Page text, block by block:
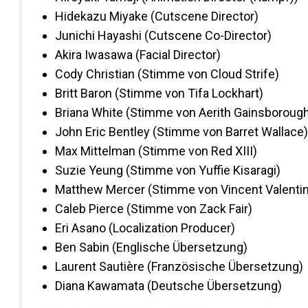
Hidekazu Miyake (Cutscene Director)
Junichi Hayashi (Cutscene Co-Director)
Akira Iwasawa (Facial Director)
Cody Christian (Stimme von Cloud Strife)
Britt Baron (Stimme von Tifa Lockhart)
Briana White (Stimme von Aerith
John Eric Bentley (Stimme von Barret Wallace)
Max Mittelman (Stimme von Red XIII)
Suzie Yeung (Stimme von Yuffie Kisaragi)
Matthew Mercer (Stimme von Vincent
Caleb Pierce (Stimme von Zack Fair)
Eri Asano (Localization Producer)
Ben Sabin (Englische Übersetzung)
Laurent Sautière (Französische Übersetzung)
Diana Kawamata (Deutsche Übersetzung)